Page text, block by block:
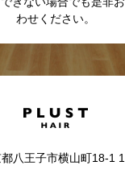
わせください。
八王子市横山町18-1